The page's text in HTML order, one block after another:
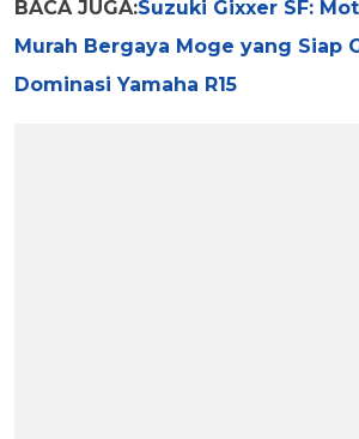
BACA JUGA:Suzuki Gixxer SF:
Murah Bergaya Moge yang Siap
Dominasi Yamaha R15